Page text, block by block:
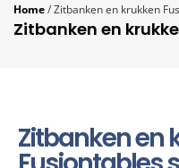
Home/Zitbanken en krukken
Zitbanken en
Zitbanken en